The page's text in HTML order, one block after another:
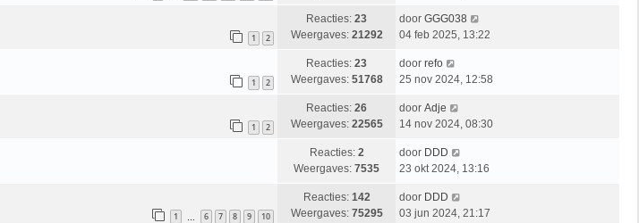
1 2
Reacties: 23
Weergaves: 21292
door GGG038
04 feb 2025, 13:22
1 2
Reacties: 23
Weergaves: 51768
door refo
25 nov 2024, 12:58
1 2
Reacties: 26
Weergaves: 22565
door Adje
14 nov 2024, 08:30
Reacties: 2
Weergaves: 7535
door DDD
23 okt 2024, 13:16
1 6 7 8 9 10
Reacties: 142
Weergaves: 75295
door DDD
03 jun 2024, 21:17